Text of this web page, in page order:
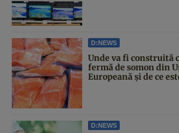
D:NEWS
Unde va fi construită
fermă de somon din
Europeană și de ce
D:NEWS